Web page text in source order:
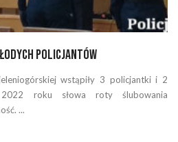
policjantów
wstąpiły 3 policjantki i 2
roku słowa roty ślubowania
...